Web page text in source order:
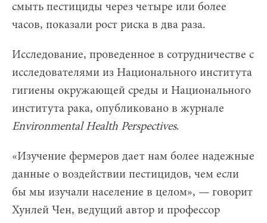
смыть пестициды через четыре или более
часов, показали рост риска в два раза.
Исследование, проведенное в сотрудничестве с
исследователями из Национального института
гигиены окружающей среды и Национального
института рака, опубликовано в журнале
Environmental Health Perspectives.
«Изучение фермеров дает нам более надежные
данные о воздействии пестицидов, чем если
бы мы изучали население в целом», — говорит
Хунлей Чен, ведущий автор и профессор